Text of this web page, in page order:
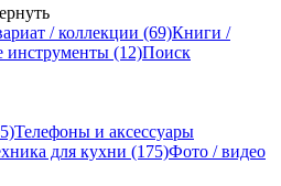
/ коллекции (69)Книги /
инструменты (12)Поиск
Телефоны и аксессуары
для кухни (175)Фото / видео